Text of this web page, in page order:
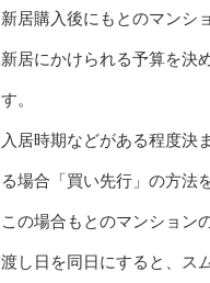
新居購入後にもとのマンシ
新居にかけられる予算を決
す。
入居時期などがある程度決
る場合「買い先行」の方法
この場合もとのマンション
渡し日を同日にすると、ス